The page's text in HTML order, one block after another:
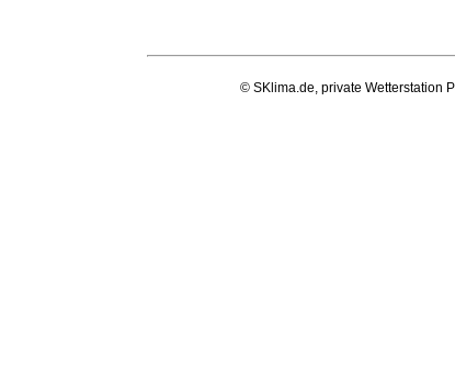
© SKlima.de, private Wetterstation